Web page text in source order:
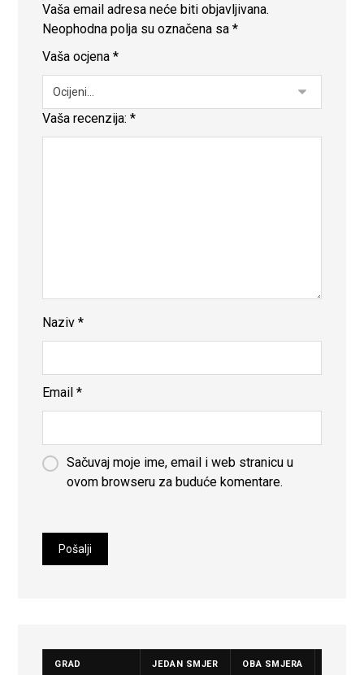
Vaša email adresa neće biti objavljivana.
Neophodna polja su označena sa*
Vaša ocjena*
Vaša recenzija:*
Naziv*
Email*
Sačuvaj moje ime, email i web stranicu u
ovom browseru za buduće komentare.
GRAD JEDAN SMJER OBA SMJERA